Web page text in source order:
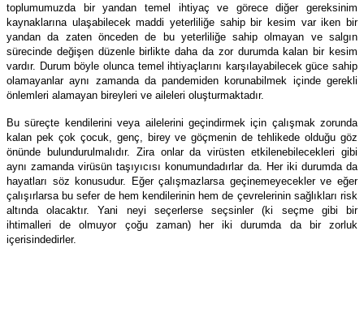
toplumumuzda bir yandan temel ihtiyaç ve görece diğer gereksinim
kaynaklarına ulaşabilecek maddi yeterliliğe sahip bir kesim var iken bir
yandan da zaten önceden de bu yeterliliğe sahip olmayan ve salgın
sürecinde değişen düzenle birlikte daha da zor durumda kalan bir kesim
vardır. Durum böyle olunca temel ihtiyaçlarını karşılayabilecek güce sahip
olamayanlar aynı zamanda da pandemiden korunabilmek içinde gerekli
önlemleri alamayan bireyleri ve aileleri oluşturmaktadır.
Bu süreçte kendilerini veya ailelerini geçindirmek için çalışmak zorunda
kalan pek çok çocuk, genç, birey ve göçmenin de tehlikede olduğu göz
önünde bulundurulmalıdır. Zira onlar da virüsten etkilenebilecekleri gibi
aynı zamanda virüsün taşıyıcısı konumundadırlar da. Her iki durumda da
hayatları söz konusudur. Eğer çalışmazlarsa geçinemeyecekler ve eğer
çalışırlarsa bu sefer de hem kendilerinin hem de çevrelerinin sağlıkları risk
altında olacaktır. Yani neyi seçerlerse seçsinler (ki seçme gibi bir
ihtimalleri de olmuyor çoğu zaman) her iki durumda da bir zorluk
içerisindedirler.